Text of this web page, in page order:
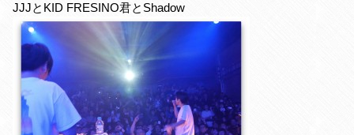
JJJとKID FRESINO君とShadow